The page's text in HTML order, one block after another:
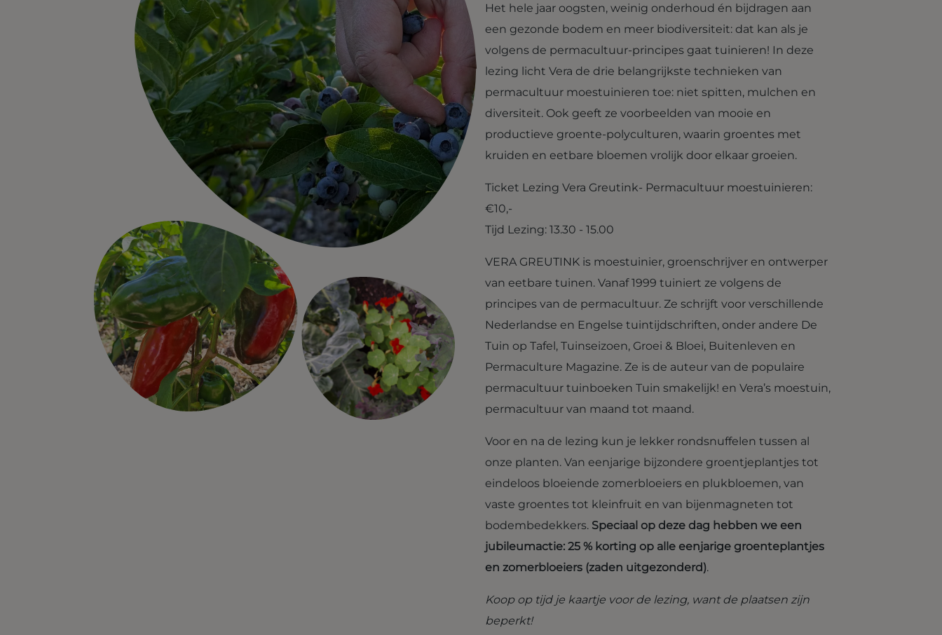
Het hele jaar oogsten, weinig onderhoud én bijdragen aan
een gezonde bodem en meer biodiversiteit: dat kan als je
volgens de permacultuur-principes gaat tuinieren! In deze
lezing licht Vera de drie belangrijkste technieken van
permacultuur moestuinieren toe: niet spitten, mulchen en
diversiteit. Ook geeft ze voorbeelden van mooie en
productieve groente-polyculturen, waarin groentes met
kruiden en eetbare bloemen vrolijk door elkaar groeien.
Ticket Lezing Vera Greutink- Permacultuur moestuinieren:
€10,-
Tijd Lezing: 13.30 - 15.00
VERA GREUTINK is moestuinier, groenschrijver en ontwerper
van eetbare tuinen. Vanaf 1999 tuiniert ze volgens de
principes van de permacultuur. Ze schrijft voor verschillende
Nederlandse en Engelse tuintijdschriften, onder andere De
Tuin op Tafel, Tuinseizoen, Groei & Bloei, Buitenleven en
Permaculture Magazine. Ze is de auteur van de populaire
permacultuur tuinboeken Tuin smakelijk! en Vera’s moestuin,
permacultuur van maand tot maand.
Voor en na de lezing kun je lekker rondsnuffelen tussen al
onze planten. Van eenjarige bijzondere groentjeplantjes tot
eindeloos bloeiende zomerbloeiers en plukbloemen, van
vaste groentes tot kleinfruit en van bijenmagneten tot
bodembedekkers. Speciaal op deze dag hebben we een
jubileumactie: 25 % korting op alle eenjarige groenteplantjes
en zomerbloeiers (zaden uitgezonderd).
Koop op tijd je kaartje voor de lezing, want de plaatsen zijn
beperkt!